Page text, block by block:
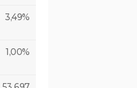
3,49%
1,00%